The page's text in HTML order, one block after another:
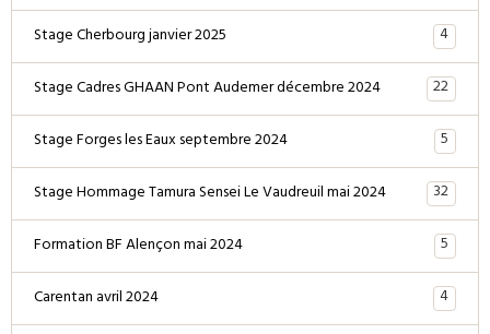
Stage Cherbourg janvier 2025
4
Stage Cadres GHAAN Pont Audemer décembre 2024
22
Stage Forges les Eaux septembre 2024
5
Stage Hommage Tamura Sensei Le Vaudreuil mai 2024
32
Formation BF Alençon mai 2024
5
Carentan avril 2024
4